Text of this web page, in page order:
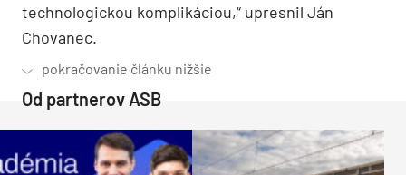
technologickou komplikáciou,“ upresnil Ján
Chovanec.
Od partnerov ASB